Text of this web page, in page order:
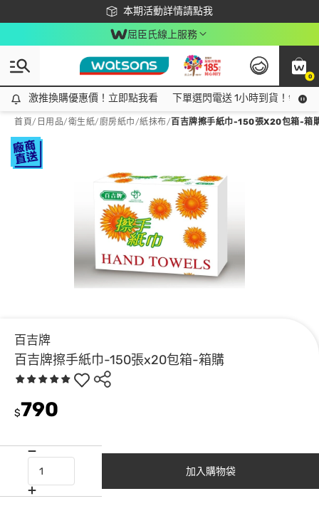
本期活動詳情請點我
下載app最高回饋$350
屈臣氏線上服務
0
激推換購優惠價！立即點我看
激推換購優惠價！立即點我看 下單選閃電送 1小時到貨！領神
首頁/ 日用品/衛生紙/廚房紙巾/紙抹布/ 百吉牌擦手紙巾-150張X20包箱-箱
百吉牌
百吉牌擦手紙巾-150張x20包箱-箱購
$790
加入購物袋